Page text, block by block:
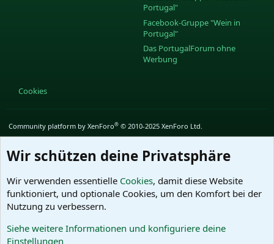
Portugal"
Facebook-Gruppe "Wein in
Portugal"
Das PortugalForum ohne
Werbung
Cookies
Community platform by XenForo® © 2010-2025 XenForo Ltd.
Wir schützen deine Privatsphäre
Wir verwenden essentielle Cookies, damit diese Website
funktioniert, und optionale Cookies, um den Komfort bei der
Nutzung zu verbessern.
Siehe weitere Informationen und konfiguriere deine
Einstellungen